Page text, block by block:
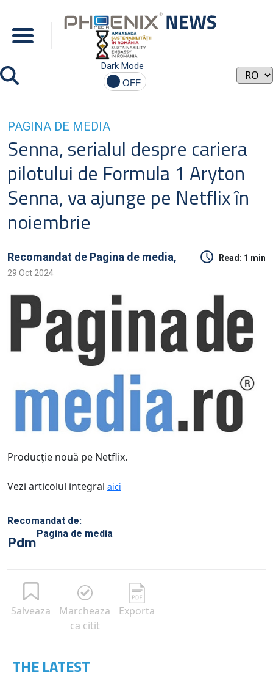
Dark Mode
PAGINA DE MEDIA
Senna, serialul despre cariera
pilotului de Formula 1 Aryton
Senna, va ajunge pe Netflix în
noiembrie
Recomandat de Pagina de media, Read: 1 min
29 Oct 2024
Producţie nouă pe Netflix.
Vezi articolul integral aici
Recomandat de:
Pdm Pagina de media
Salveaza
Marcheaza
ca citit
Exporta
THE LATEST